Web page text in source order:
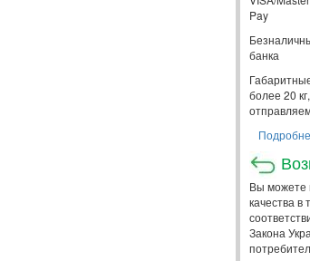
Pay
банка
более 20
Вы можете
качества в
Закона